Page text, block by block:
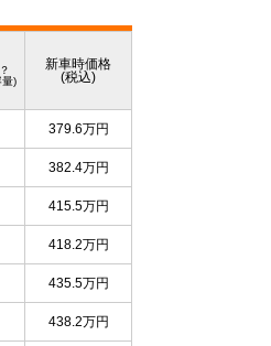
)
新車時価格
(税込)
379.6万円
382.4万円
415.5万円
418.2万円
435.5万円
438.2万円